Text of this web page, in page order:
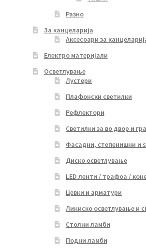
Разно
За канцеларија
Аксесоари за
Електро материјали
Осветлување
Лустери
Плафонски светилки
Рефлектори
Светилки за во двор и
Фасадни, степенишни и
Диско осветлување
LED ленти / трафоа /
Цевки и арматури
Линиско осветлување и
Столни ламби
Подни ламби